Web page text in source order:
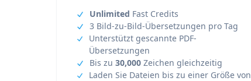
Unlimited Fast Credits
3 Bild-zu-Bild-Übersetzungen pro Tag
Unterstützt gescannte PDF-
Übersetzungen
Bis zu 30,000 Zeichen gleichzeitig
Laden Sie Dateien bis zu einer Größe von